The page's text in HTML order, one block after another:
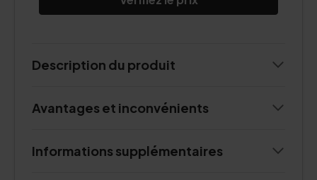
Description du produit
Avantages et inconvénients
Informations supplémentaires